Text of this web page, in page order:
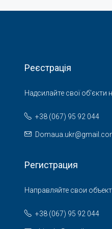
Реєстрація
Надсилайте свої об'єкти
+38 (067) 95 92 044
Регистрация
Направляйте свои
+38 (067) 95 92 044